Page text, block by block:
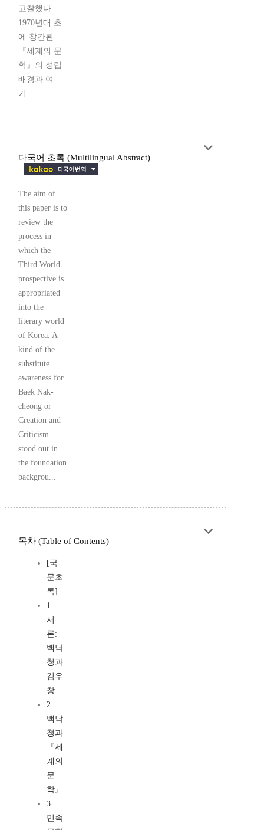
고찰했다.
1970년대 초
에 창간된
『세계의 문
학』의 성립
배경과 여
기...
다국어 초록 (Multilingual Abstract)
The aim of
this paper is to
review the
process in
which the
Third World
prospective is
appropriated
into the
literary world
of Korea. A
kind of the
substitute
awareness for
Baek Nak-
cheong or
Creation and
Criticism
stood out in
the foundation
backgrou...
목차 (Table of Contents)
[국
문초
록]
1.
서
론:
백낙
청과
김우
창
2.
백낙
청과
『세
계의
문
학』
3.
민족